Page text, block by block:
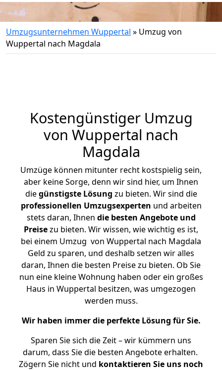
Umzugsunternehmen Wuppertal » Umzug von
Wuppertal nach Magdala
Kostengünstiger Umzug
von Wuppertal nach
Magdala
Umzüge können mitunter recht kostspielig sein,
aber keine Sorge, denn wir sind hier, um Ihnen
diegünstigste Lösung zu bieten. Wir sind die
professionellen Umzugsexperten und arbeiten
stets daran, Ihnen die besten Angebote und
Preisezu bieten. Wir wissen, wie wichtig es ist,
bei einem Umzug von Wuppertal nach Magdala
Geld zu sparen, und deshalb setzen wir alles
daran, Ihnen die besten Preise zu bieten. Ob Sie
nun eine kleine Wohnung haben oder ein großes
Haus in Wuppertal besitzen, was umgezogen
werden muss.
Wir haben immer die perfekte Lösung für Sie.
Sparen Sie sich die Zeit – wir kümmern uns
darum, dass Sie die besten Angebote erhalten.
Zögern Sie nicht und kontaktieren Sie uns noch